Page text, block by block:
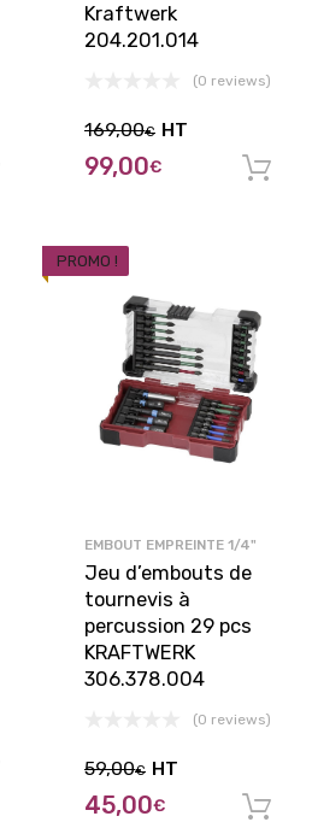
Ajouter au panier
Kraftwerk
204.201.014
(0 reviews)
169,00€
99,00€
HT
Ajouter au panier
PROMO !
EMBOUT EMPREINTE 1/4"
Jeu d’embouts de
tournevis à
percussion 29 pcs
KRAFTWERK
306.378.004
(0 reviews)
59,00€
45,00€
HT